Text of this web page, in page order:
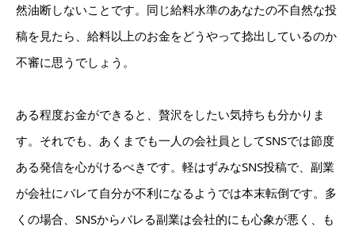
然油断しないことです。同じ給料水準のあなたの不自然な投
稿を見たら、給料以上のお金をどうやって捻出しているのか
不審に思うでしょう。
ある程度お金ができると、贅沢をしたい気持ちも分かりま
す。それでも、あくまでも一人の会社員としてSNSでは節度
ある発信を心がけるべきです。軽はずみなSNS投稿で、副業
が会社にバレて自分が不利になるようでは本末転倒です。多
くの場合、SNSからバレる副業は会社的にも心象が悪く、も